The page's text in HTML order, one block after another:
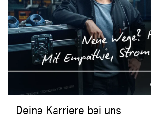
Deine Karriere bei uns